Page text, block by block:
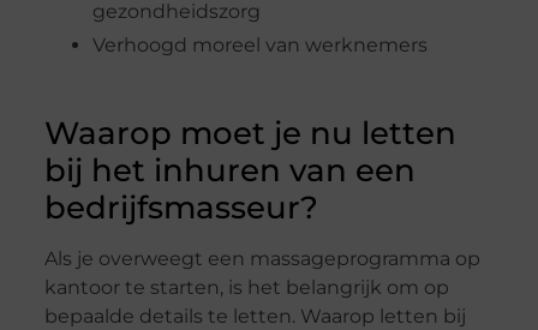
gezondheidszorg
Verhoogd moreel van werknemers
Waarop moet je nu letten
bij het inhuren van een
bedrijfsmasseur?
Als je overweegt een massageprogramma op
kantoor te starten, is het belangrijk om op
bepaalde details te letten. Waarop letten bij